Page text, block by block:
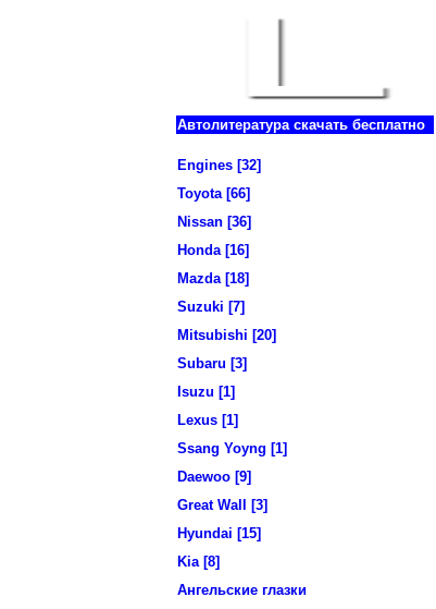
Автолитература скачать бесплатно
Engines [32]
Toyota [66]
Nissan [36]
Honda [16]
Mazda [18]
Suzuki [7]
Mitsubishi [20]
Subaru [3]
Isuzu [1]
Lexus [1]
Ssang Yoyng [1]
Daewoo [9]
Great Wall [3]
Hyundai [15]
Kia [8]
Ангельские глазки